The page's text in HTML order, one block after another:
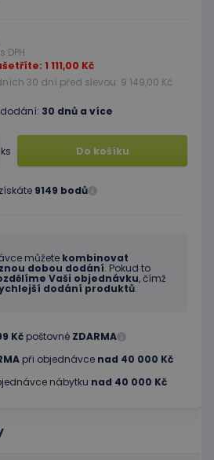
s DPH
1 111,00 Kč
30 dní před slevou: 9 149,00 Kč
30 dnů a více
ks Do košíku
9149 bodů
můžete kombinovat
dobou dodání. Pokud to
Vaši objednávku, čímž
dodání produktů.
Kč poštovné ZDARMA
při objednávce nad 40 000 Kč
nábytku nad 40 000 Kč